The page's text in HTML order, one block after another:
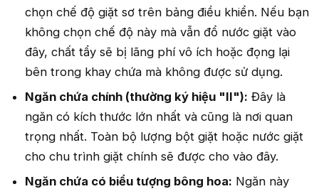
chọn chế độ giặt sơ trên bảng điều khiển. Nếu bạn
không chọn chế độ này mà vẫn đổ nước giặt vào
đây, chất tẩy sẽ bị lãng phí vô ích hoặc đọng lại
bên trong khay chứa mà không được sử dụng.
Ngăn chứa chính (thường ký hiệu "II"): Đây là
ngăn có kích thước lớn nhất và cũng là nơi quan
trọng nhất. Toàn bộ lượng bột giặt hoặc nước giặt
cho chu trình giặt chính sẽ được cho vào đây.
Ngăn chứa có biểu tượng bông hoa: Ngăn này